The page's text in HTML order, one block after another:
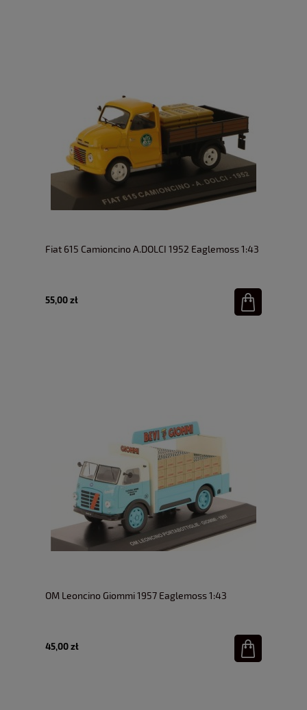
Fiat 615 Camioncino A.DOLCI 1952 Eaglemoss 1:43
55,00 zł
OM Leoncino Giommi 1957 Eaglemoss 1:43
45,00 zł